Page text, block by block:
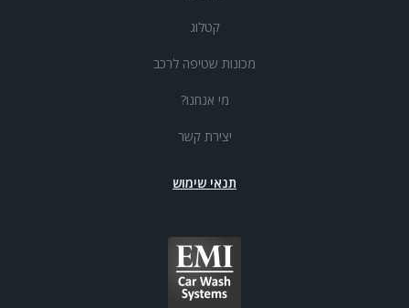
קטלוג
מכונות שטיפה לרכב
מי אנחנו?
יצירת קשר
תנאי שימוש